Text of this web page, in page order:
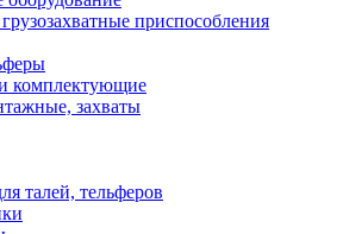
приспособления
комплектующие
захваты
талей, тельферов